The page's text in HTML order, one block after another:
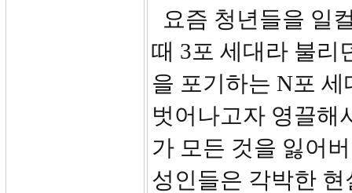
요즘 청년들을 일
때 3포 세대라 불리
을 포기하는 N포
벗어나고자 영끌해
가 모든 것을 잃어
성인들은 각박한